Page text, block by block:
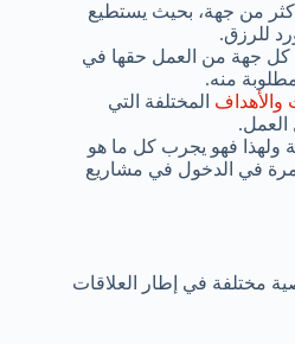
من جهة، بحيث يستطيع
للرزق.
كل جهة من العمل حقها في
منه.
والأهداف المختلفة التي
ولهذا فهو يجرب كل ما هو
في الدخول في مشاريع
مختلفة في إطار العلاقات